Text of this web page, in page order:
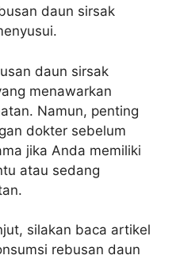
daun sirsak
daun sirsak
menawarkan
Namun, penting
dokter sebelum
jika Anda memiliki
atau sedang
silakan baca artikel
rebusan daun